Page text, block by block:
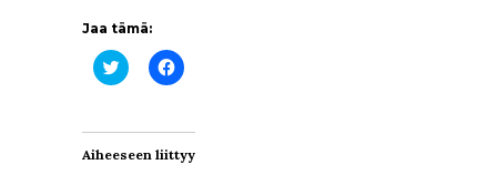
Jaa tämä:
Jaa
Twitterissä(Avautuu
Jaa
Facebookissa(Avautuu
Aiheeseen liittyy